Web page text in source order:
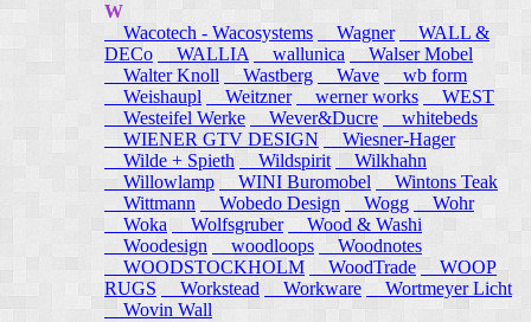
W
Wacotech - Wacosystems
Wagner
WALL &
DECo
WALLIA wallunica
Walser Mobel
Walter Knoll
Wastberg Wave
wb form
Weishaupl
Weitzner werner works
WEST
Westeifel Werke
Wever&Ducre
whitebeds
WIENER GTV DESIGN
Wiesner-Hager
Wilde + Spieth
Wildspirit
Wilkhahn
Willowlamp
WINI Buromobel
Wintons Teak
Wittmann
Wobedo Design Wogg
Wohr
Woka
Wolfsgruber
Wood & Washi
Woodesign
woodloops
Woodnotes
WOODSTOCKHOLM
WoodTrade
WOOP
RUGS
Workstead Workware
Wortmeyer Licht
Wovin Wall